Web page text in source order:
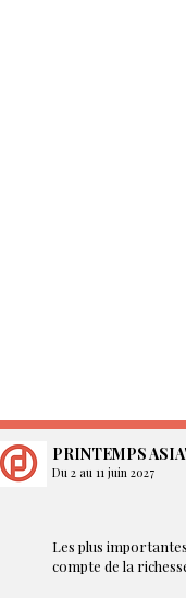
PRINTEMPS
Du 2 au 11 juin 2027
Les plus
compte de la